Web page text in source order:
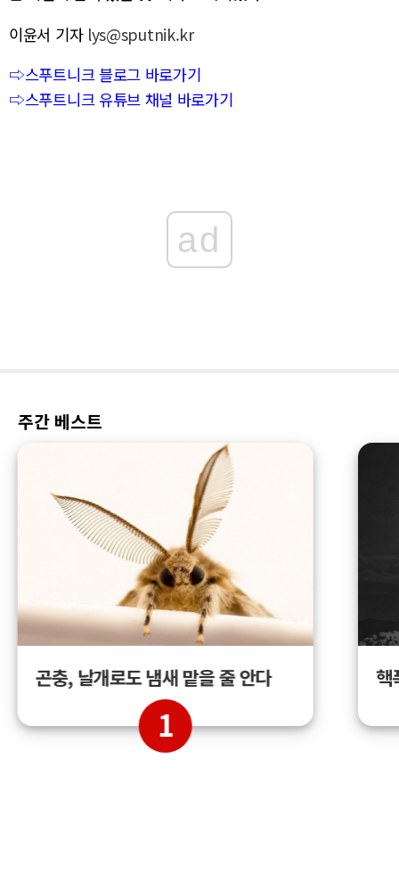
이윤서 기자 lys@sputnik.kr
⇨스푸트니크 블로그 바로가기
⇨스푸트니크 유튜브 채널 바로가기
ad
주간 베스트
곤충, 날개로도 냄새 맡을 줄 안다
1
핵